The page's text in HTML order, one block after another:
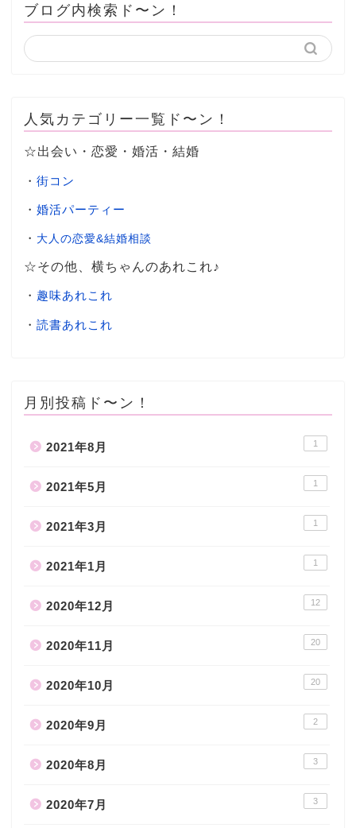
ブログ内検索ド〜ン！
人気カテゴリー一覧ド〜ン！
☆出会い・恋愛・婚活・結婚
・ 街コン
・ 婚活パーティー
・ 大人の恋愛&結婚相談
☆その他、横ちゃんのあれこれ♪
・ 趣味あれこれ
・ 読書あれこれ
月別投稿ド〜ン！
2021年8月 1
2021年5月 1
2021年3月 1
2021年1月 1
2020年12月 12
2020年11月 20
2020年10月 20
2020年9月 2
2020年8月 3
2020年7月 3